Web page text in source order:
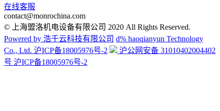
在线客服
contact@monrochina.com
© 上海盟洛机电设备有限公司 2020 All Rights Reserved.
Powered by 浩千云科技有限公司 d% haoqianyun Technology
Co., Ltd. 沪ICP备18005976号-2
沪公网安备 31010402004402
号 沪ICP备18005976号-2